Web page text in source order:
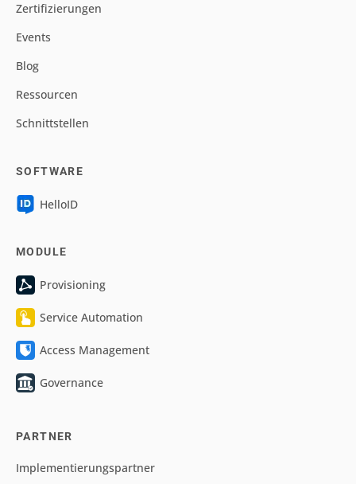
Zertifizierungen
Events
Blog
Ressourcen
Schnittstellen
SOFTWARE
HelloID
MODULE
Provisioning
Service Automation
Access Management
Governance
PARTNER
Implementierungspartner